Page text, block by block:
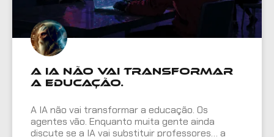
A IA não vai transformar
a educação.
A IA não vai transformar a educação. Os
agentes vão. Enquanto muita gente ainda
discute se a IA vai substituir professores… a